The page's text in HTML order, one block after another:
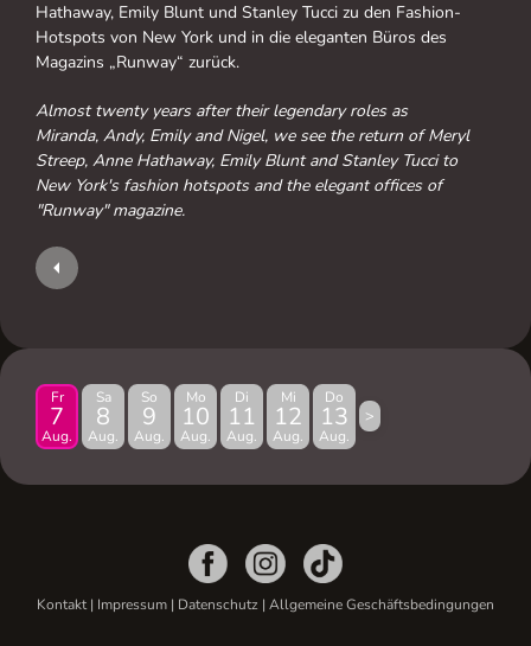
Hathaway, Emily Blunt und Stanley Tucci zu den Fashion-
Hotspots von New York und in die eleganten Büros des
Magazins „Runway“ zurück.
Almost twenty years after their legendary roles as
Miranda, Andy, Emily and Nigel, we see the return of Meryl
Streep, Anne Hathaway, Emily Blunt and Stanley Tucci to
New York's fashion hotspots and the elegant offices of
"Runway" magazine.
Fr
7
Aug.
Sa
8
Aug.
So
9
Aug.
Mo
10
Aug.
Di
11
Aug.
Mi
12
Aug.
Do
13
Aug.
>
Kontakt| Impressum | Datenschutz | Allgemeine Geschäftsbedingungen